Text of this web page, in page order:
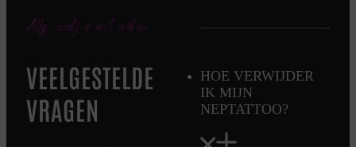
Alles wat je wil weten
VEELGESTELDE
VRAGEN
HOE VERWIJDER
IK MIJN
NEPTATTOO?